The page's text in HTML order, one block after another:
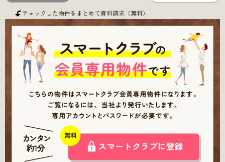
チェックした物件をまとめて資料請求（無料）